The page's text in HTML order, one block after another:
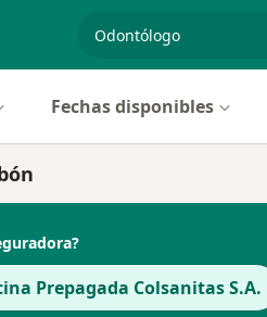
especialidad,
Fechas disponibles
Prepagada Colsanitas S.A.